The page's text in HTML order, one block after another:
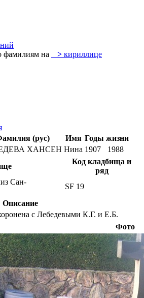
фамилиям на
> кириллице
(рус) Имя Годы жизни
ХАНСЕН Нина 1907
1988
Код кладбища и
ряд
Сан-
SF 19
Описание
с Лебедевыми К.Г. и Е.Б.
Фото